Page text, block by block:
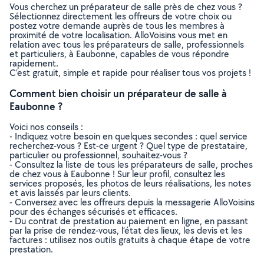
Vous cherchez un préparateur de salle près de chez vous ?
Sélectionnez directement les offreurs de votre choix ou
postez votre demande auprès de tous les membres à
proximité de votre localisation. AlloVoisins vous met en
relation avec tous les préparateurs de salle, professionnels
et particuliers, à Eaubonne, capables de vous répondre
rapidement.
C’est gratuit, simple et rapide pour réaliser tous vos projets !
Comment bien choisir un préparateur de salle à
Eaubonne ?
Voici nos conseils :
- Indiquez votre besoin en quelques secondes : quel service
recherchez-vous ? Est-ce urgent ? Quel type de prestataire,
particulier ou professionnel, souhaitez-vous ?
- Consultez la liste de tous les préparateurs de salle, proches
de chez vous à Eaubonne ! Sur leur profil, consultez les
services proposés, les photos de leurs réalisations, les notes
et avis laissés par leurs clients.
- Conversez avec les offreurs depuis la messagerie AlloVoisins
pour des échanges sécurisés et efficaces.
- Du contrat de prestation au paiement en ligne, en passant
par la prise de rendez-vous, l’état des lieux, les devis et les
factures : utilisez nos outils gratuits à chaque étape de votre
prestation.